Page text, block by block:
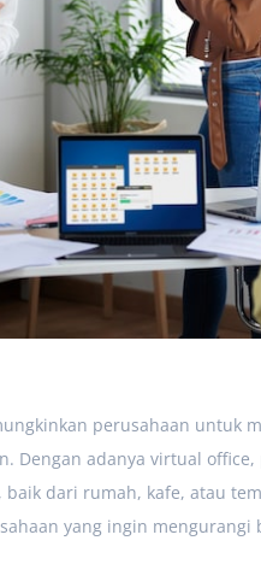
perusahaan untuk
Dengan adanya virtual
dari rumah, kafe, atau
yang ingin mengurangi